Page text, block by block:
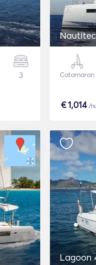
3 Catamaran
€1,014/
Lagoon